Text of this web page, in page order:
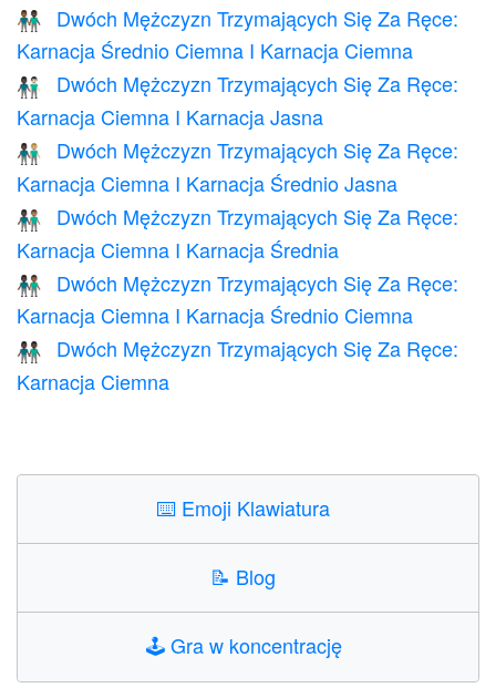
👨🏾‍🤝‍👨🏿
Dwóch Mężczyzn Trzymających Się Za Ręce:
Karnacja Średnio Ciemna I Karnacja Ciemna
👨🏿‍🤝‍👨🏻
Dwóch Mężczyzn Trzymających Się Za Ręce:
Karnacja Ciemna I Karnacja Jasna
👨🏿‍🤝‍👨🏼
Dwóch Mężczyzn Trzymających Się Za Ręce:
Karnacja Ciemna I Karnacja Średnio Jasna
👨🏿‍🤝‍👨🏽
Dwóch Mężczyzn Trzymających Się Za Ręce:
Karnacja Ciemna I Karnacja Średnia
👨🏿‍🤝‍👨🏾
Dwóch Mężczyzn Trzymających Się Za Ręce:
Karnacja Ciemna I Karnacja Średnio Ciemna
👬🏿
Dwóch Mężczyzn Trzymających Się Za Ręce:
Karnacja Ciemna
⌨️ Emoji Klawiatura
📝 Blog
🕹️Gra w koncentrację